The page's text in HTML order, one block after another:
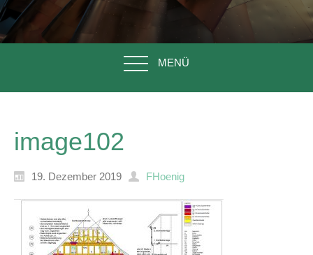
MENÜ
image102
19. Dezember 2019 FHoenig